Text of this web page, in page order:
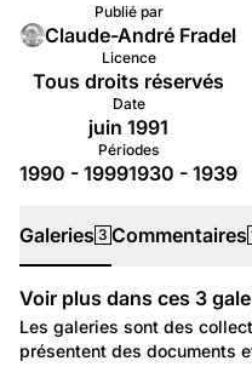
Publié par
Claude-André Fradel
Licence
Tous droits réservés
Date
juin 1991
Périodes
1990 - 19991930 - 1939
Galeries 3 Commentaires
Galeries
Voir plus dans ces 3
Les galeries sont des
présentent des documents